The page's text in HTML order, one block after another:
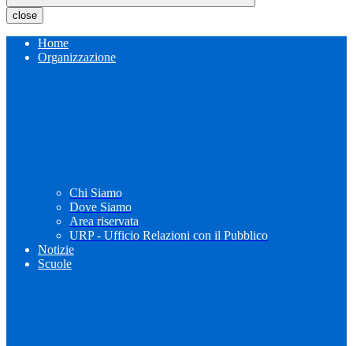
close
Home
Organizzazione
Chi Siamo
Dove Siamo
Area riservata
URP - Ufficio Relazioni con il Pubblico
Notizie
Scuole